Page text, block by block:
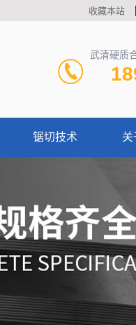
收藏本站
武清硬质
锯切技术 关